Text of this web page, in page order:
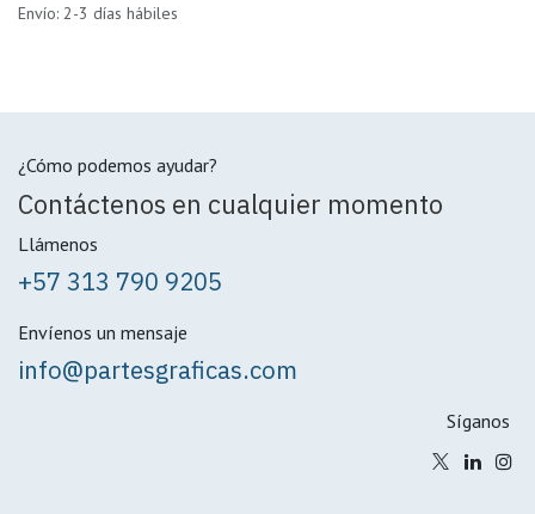
Envío: 2-3 días hábiles
¿Cómo podemos ayudar?
Contáctenos en cualquier momento
Llámenos
+57 313 790 9205
Envíenos un mensaje
info@partesgraficas.com
Síganos